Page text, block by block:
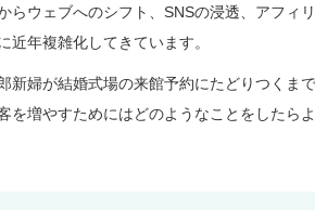
らウェブへのシフト、SNSの浸透、アフ
近年複雑化してきています。
新婦が結婚式場の来館予約にたどりつくま
を増やすためにはどのようなことをしたら